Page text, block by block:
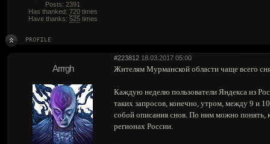
Posts: 2391
Has thanked: 720times
Have thanks: 525times
#223812 18.03.2017 05:00
Arrrgh Жителям Мурманской области чаще всего
Каждую неделю пользователи Яндекса из
таких запросов, конечно, утром, между 9 и
собой описания снов. По ним можно понять,
регионах России.